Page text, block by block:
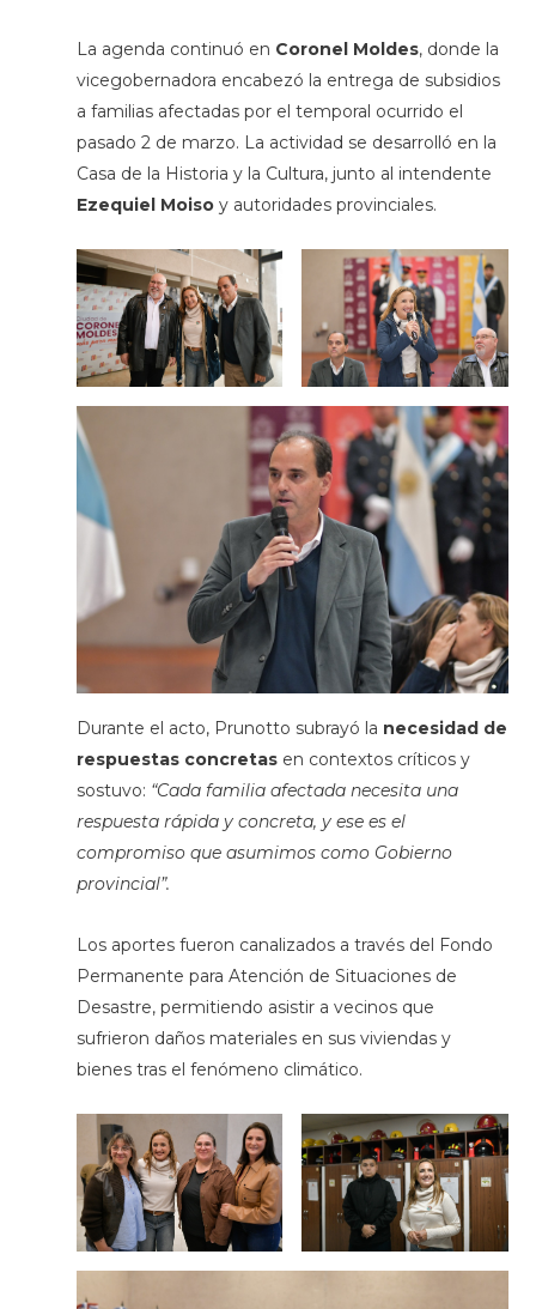
La agenda continuó en Coronel Moldes, donde la
vicegobernadora encabezó la entrega de subsidios
a familias afectadas por el temporal ocurrido el
pasado 2 de marzo. La actividad se desarrolló en la
Casa de la Historia y la Cultura, junto al intendente
Ezequiel Moisoy autoridades provinciales.
Durante el acto, Prunotto subrayó la necesidad de
respuestas concretasen contextos críticos y
sostuvo: “Cada familia afectada necesita una
respuesta rápida y concreta, y ese es el
compromiso que asumimos como Gobierno
provincial”.
Los aportes fueron canalizados a través del Fondo
Permanente para Atención de Situaciones de
Desastre, permitiendo asistir a vecinos que
sufrieron daños materiales en sus viviendas y
bienes tras el fenómeno climático.